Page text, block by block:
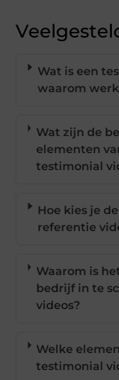
Wat is een
waarom
Wat zijn de
elementen
testimonial
Hoe kies je
referentie
Waarom is
bedrijf in te
videos?
Welke
testimonial